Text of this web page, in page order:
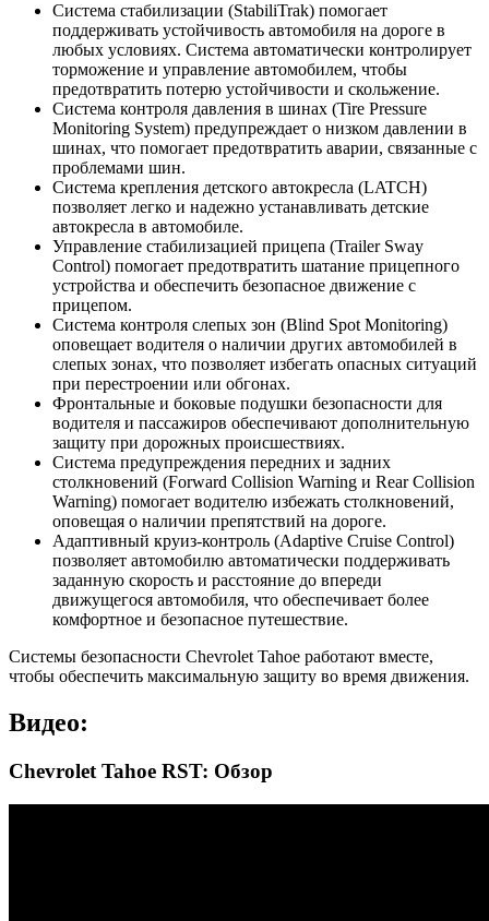
Система стабилизации (StabiliTrak) помогает
поддерживать устойчивость автомобиля на дороге в
любых условиях. Система автоматически контролирует
торможение и управление автомобилем, чтобы
предотвратить потерю устойчивости и скольжение.
Система контроля давления в шинах (Tire Pressure
Monitoring System) предупреждает о низком давлении в
шинах, что помогает предотвратить аварии, связанные с
проблемами шин.
Система крепления детского автокресла (LATCH)
позволяет легко и надежно устанавливать детские
автокресла в автомобиле.
Управление стабилизацией прицепа (Trailer Sway
Control) помогает предотвратить шатание прицепного
устройства и обеспечить безопасное движение с
прицепом.
Система контроля слепых зон (Blind Spot Monitoring)
оповещает водителя о наличии других автомобилей в
слепых зонах, что позволяет избегать опасных ситуаций
при перестроении или обгонах.
Фронтальные и боковые подушки безопасности для
водителя и пассажиров обеспечивают дополнительную
защиту при дорожных происшествиях.
Система предупреждения передних и задних
столкновений (Forward Collision Warning и Rear Collision
Warning) помогает водителю избежать столкновений,
оповещая о наличии препятствий на дороге.
Адаптивный круиз-контроль (Adaptive Cruise Control)
позволяет автомобилю автоматически поддерживать
заданную скорость и расстояние до впереди
движущегося автомобиля, что обеспечивает более
комфортное и безопасное путешествие.
Системы безопасности Chevrolet Tahoe работают вместе,
чтобы обеспечить максимальную защиту во время движения.
Видео:
Chevrolet Tahoe RST: Обзор